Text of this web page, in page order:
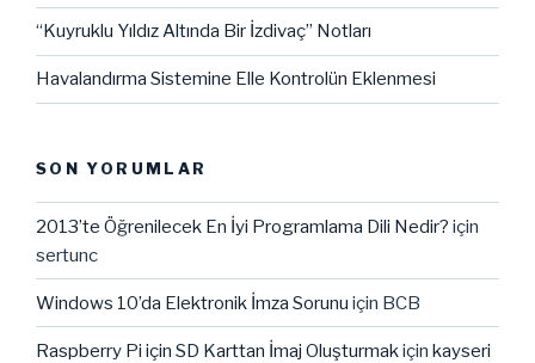
“Kuyruklu Yıldız Altında Bir İzdivaç” Notları
Havalandırma Sistemine Elle Kontrolün Eklenmesi
SON YORUMLAR
2013’te Öğrenilecek En İyi Programlama Dili Nedir? için
sertunc
Windows 10’da Elektronik İmza Sorunu için BCB
Raspberry Pi için SD Karttan İmaj Oluşturmakiçin kayseri